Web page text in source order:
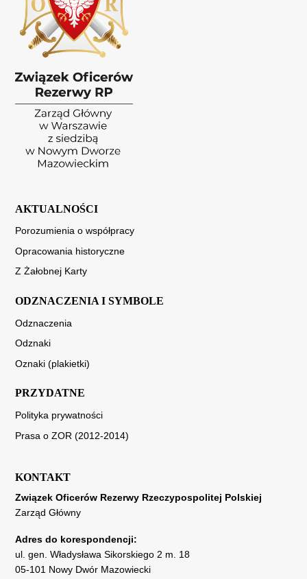
AKTUALNOŚCI
Porozumienia o współpracy
Opracowania historyczne
Z Żałobnej Karty
ODZNACZENIA I SYMBOLE
Odznaczenia
Odznaki
Oznaki (plakietki)
PRZYDATNE
Polityka prywatności
Prasa o ZOR (2012-2014)
KONTAKT
Związek Oficerów Rezerwy Rzeczypospolitej Polskiej
Zarząd Główny
Adres do korespondencji:
ul. gen. Władysława Sikorskiego 2 m. 18
05-101 Nowy Dwór Mazowiecki